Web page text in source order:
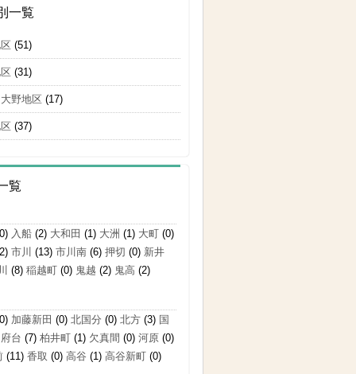
一覧
(51)
(31)
野地区 (17)
(37)
覧
入船 (2) 大和田 (1) 大洲 (1) 大町 (0)
市川 (13) 市川南 (6) 押切 (0) 新井
(8) 稲越町 (0) 鬼越 (2) 鬼高 (2)
加藤新田 (0) 北国分 (0) 北方 (3) 国
台 (7) 柏井町 (1) 欠真間 (0) 河原 (0)
(11) 香取 (0) 高谷 (1) 高谷新町 (0)